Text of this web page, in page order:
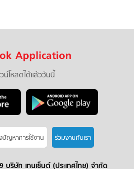
Application
น์โหลดได้แล้ววันนี้
ปัญหาการใช้งาน ร่วมงานกับเรา
บริษัท เทนเซ็นต์ (ประเทศไทย) จำกัด